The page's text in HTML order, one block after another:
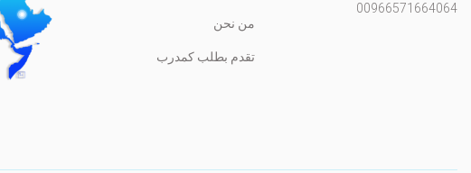
00966571664064
من نحن
تقدم بطلب كمدرب